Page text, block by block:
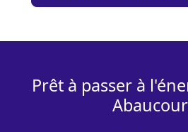
Prêt à passer à